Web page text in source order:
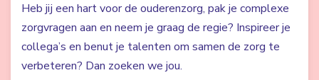
Heb jij een hart voor de ouderenzorg, pak je complexe
zorgvragen aan en neem je graag de regie? Inspireer je
collega’s en benut je talenten om samen de zorg te
verbeteren? Dan zoeken we jou.